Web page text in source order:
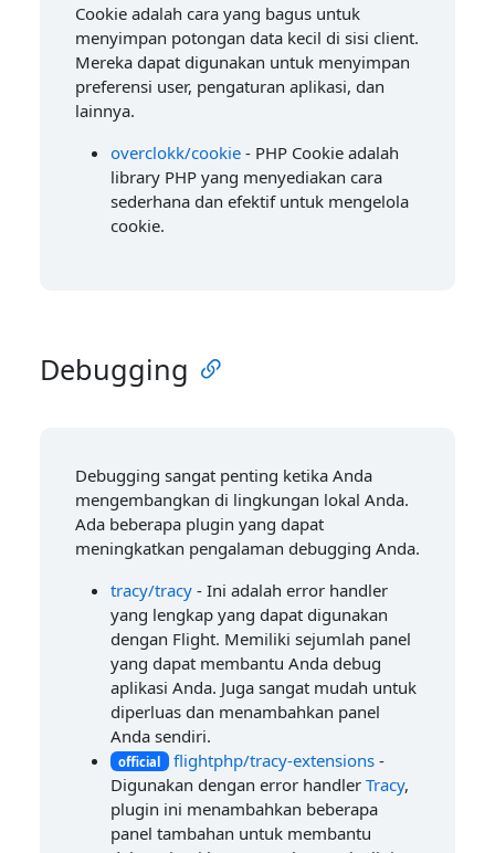
Cookie adalah cara yang bagus untuk
menyimpan potongan data kecil di sisi client.
Mereka dapat digunakan untuk menyimpan
preferensi user, pengaturan aplikasi, dan
lainnya.
overclokk/cookie - PHP Cookie adalah
library PHP yang menyediakan cara
sederhana dan efektif untuk mengelola
cookie.
Debugging
Debugging sangat penting ketika Anda
mengembangkan di lingkungan lokal Anda.
Ada beberapa plugin yang dapat
meningkatkan pengalaman debugging Anda.
tracy/tracy - Ini adalah error handler
yang lengkap yang dapat digunakan
dengan Flight. Memiliki sejumlah panel
yang dapat membantu Anda debug
aplikasi Anda. Juga sangat mudah untuk
diperluas dan menambahkan panel
Anda sendiri.
official flightphp/tracy-extensions-
Digunakan dengan error handler Tracy,
plugin ini menambahkan beberapa
panel tambahan untuk membantu